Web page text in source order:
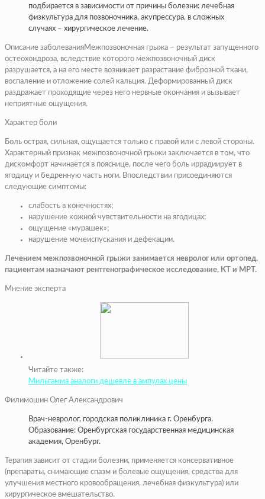
подбирается в зависимости от причины болезни: лечебная
физкультура для позвоночника, акупрессура, в сложных
случаях – хирургическое лечение.
Описание заболеванияМежпозвоночная грыжа – результат запущенного
остеохондроза, вследствие которого межпозвоночный диск
разрушается, а на его месте возникает разрастание фиброзной ткани,
воспаление и отложение солей кальция. Деформированный диск
раздражает проходящие через него нервные окончания и вызывает
неприятные ощущения.
Характер боли
Боль острая, сильная, ощущается только с правой или с левой стороны.
Характерный признак межпозвоночной грыжи заключается в том, что
дискомфорт начинается в пояснице, после чего боль иррадиирует в
ягодицу и бедренную часть ноги. Впоследствии присоединяются
следующие симптомы:
слабость в конечностях;
нарушение кожной чувствительности на ягодицах;
ощущение «мурашек»;
нарушение мочеиспускания и дефекации.
Лечением межпозвоночной грыжи занимается невролог или ортопед,
пациентам назначают рентгенографическое исследование, КТ и МРТ.
Мнение эксперта
Читайте также:
Мильгамма аналоги дешевле в ампулах цены
Филимошин Олег Александрович
Врач-невролог, городская поликлиника г. Оренбурга.
Образование: Оренбургская государственная медицинская
академия, Оренбург.
Терапия зависит от стадии болезни, применяется консервативное
(препараты, снимающие спазм и болевые ощущения, средства для
улучшения местного кровообращения, лечебная физкультура) или
хирургическое вмешательство.